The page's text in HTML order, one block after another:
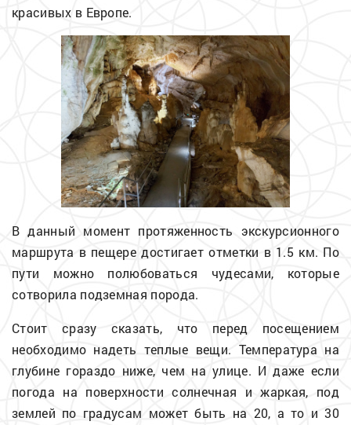
красивых в Европе.
В данный момент протяженность экскурсионного
маршрута в пещере достигает отметки в 1.5 км. По
пути можно полюбоваться чудесами, которые
сотворила подземная порода.
Стоит сразу сказать, что перед посещением
необходимо надеть теплые вещи. Температура на
глубине гораздо ниже, чем на улице. И даже если
погода на поверхности солнечная и жаркая, под
землей по градусам может быть на 20, а то и 30